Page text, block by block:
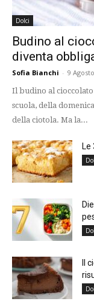
Dolci
Budino al
diventa
Sofia Bianchi - 9
Il budino al
scuola, della
della ciotola. Ma la...
Il